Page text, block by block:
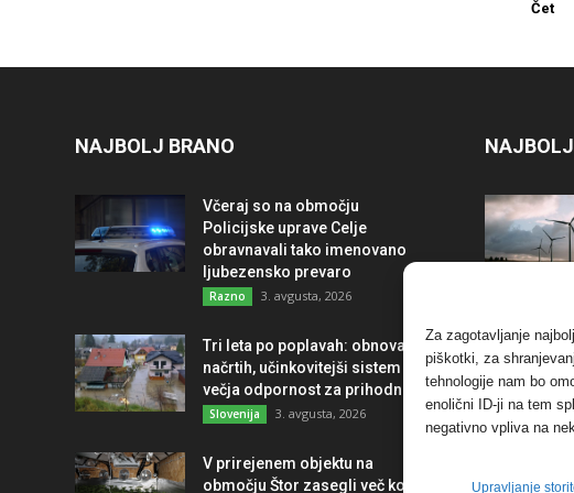
Za zagotavljanje
piškotki, za
tehnologije nam bo
enolični ID-ji na tem
negativno vpliva na
Upravljanje
Čet
NAJBOLJ BRANO
Včeraj so na območju
Policijske uprave Celje
obravnavali tako imenovano
ljubezensko prevaro
Razno 3. avgusta, 2026
Tri leta po poplavah: obnova po
načrtih, učinkovitejši sistem in
večja odpornost za prihodnost
Slovenija 3. avgusta, 2026
V prirejenem objektu na
območju Štor zasegli več kot